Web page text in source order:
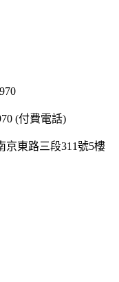
(付費電話)
京東路三段311號5樓